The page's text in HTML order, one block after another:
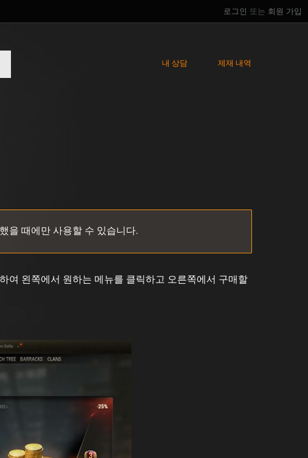
로그인 또는 회원 가입
내 상담 제재 내역
을 때에만 사용할 수 있습니다.
여 왼쪽에서 원하는 메뉴를 클릭하고 오른쪽에서 구매할